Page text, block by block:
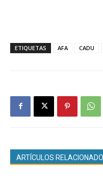
ETIQUETAS AFA CADU
ARTÍCULOS